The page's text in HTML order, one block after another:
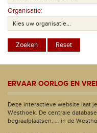
Organisatie:
ERVAAR OORLOG EN
Deze interactieve website laat
Westhoek. De centrale
begraafplaatsen, ... in de